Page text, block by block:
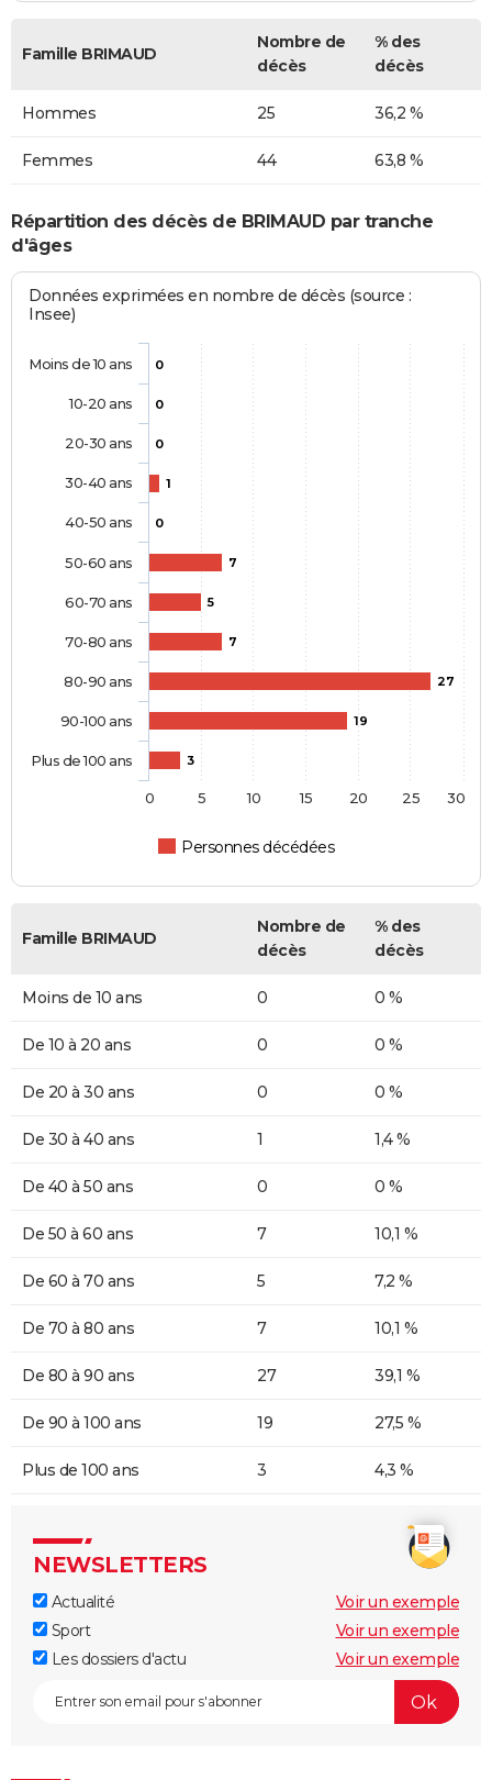
Famille BRIMAUD
Nombre de
décès
% des
décès
Hommes 25 36,2 %
Femmes 44 63,8 %
Répartition des décès de BRIMAUD par tranche
d'âges
Données exprimées en nombre de décès (source :
Insee)
0
0
0
1
0
7
5
7
27
19
3
Personnes décédées
Moins de 10 ans
10-20 ans
20-30 ans
30-40 ans
40-50 ans
50-60 ans
60-70 ans
70-80 ans
80-90 ans
90-100 ans
Plus de 100 ans
0 5 10 15 20 25 30
Famille BRIMAUD
Nombre de
décès
% des
décès
Moins de 10 ans 0 0 %
De 10 à 20 ans 0 0 %
De 20 à 30 ans 0 0 %
De 30 à 40 ans 1 1,4 %
De 40 à 50 ans 0 0 %
De 50 à 60 ans 7 10,1 %
De 60 à 70 ans 5 7,2 %
De 70 à 80 ans 7 10,1 %
De 80 à 90 ans 27 39,1 %
De 90 à 100 ans 19 27,5 %
Plus de 100 ans 3 4,3 %
NEWSLETTERS
Actualité
Voir un exemple
Sport
Voir un exemple
Les dossiers d'actu
Voir un exemple